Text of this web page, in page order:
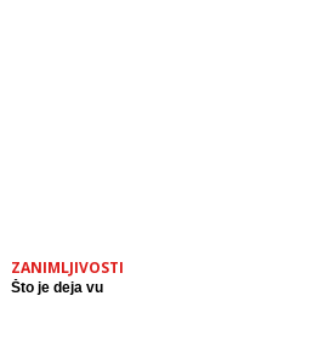
ZANIMLJIVOSTI
Što je deja vu